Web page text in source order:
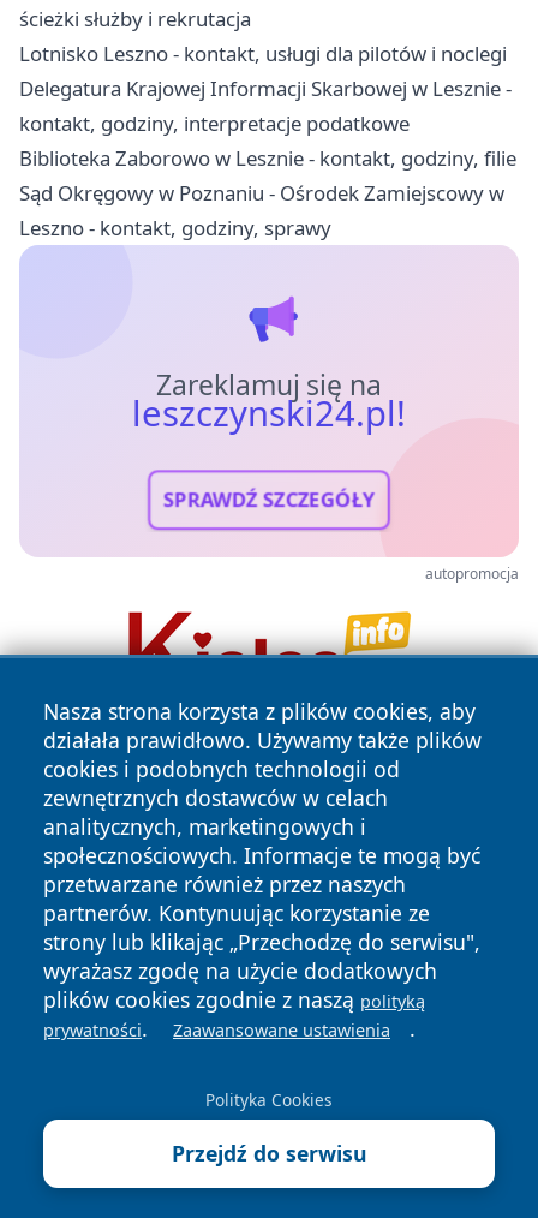
ścieżki służby i rekrutacja
Lotnisko Leszno - kontakt, usługi dla pilotów i noclegi
Delegatura Krajowej Informacji Skarbowej w Lesznie -
kontakt, godziny, interpretacje podatkowe
Biblioteka Zaborowo w Lesznie - kontakt, godziny, filie
Sąd Okręgowy w Poznaniu - Ośrodek Zamiejscowy w
Leszno - kontakt, godziny, sprawy
Zareklamuj się na
leszczynski24.pl!
SPRAWDŹ SZCZEGÓŁY
autopromocja
Nasza strona korzysta z plików cookies, aby
działała prawidłowo. Używamy także plików
cookies i podobnych technologii od
zewnętrznych dostawców w celach
analitycznych, marketingowych i
społecznościowych. Informacje te mogą być
przetwarzane również przez naszych
partnerów. Kontynuując korzystanie ze
strony lub klikając „Przechodzę do serwisu",
wyrażasz zgodę na użycie dodatkowych
plików cookies zgodnie z naszą polityką
prywatności. Zaawansowane ustawienia .
Polityka Cookies
Przejdź do serwisu
Copyright © 2026 leszczynski24.pl Wszystkie prawa
zastrzeżone.
News Autorzy
Polityka
Prywatności
Polityka
Cookies